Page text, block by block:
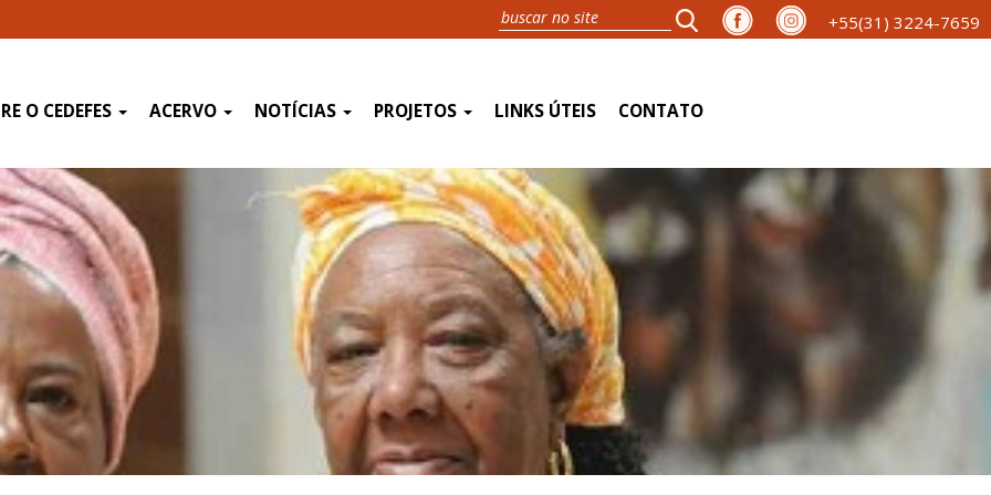
+55(31) 3224-7659
O CEDEFES ACERVO NOTÍCIAS PROJETOS LINKS ÚTEIS CONTATO